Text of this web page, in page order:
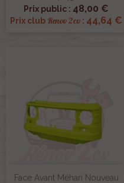
Prix public : 48,00 €
Prix club Renov 2cv : 44,64 €
Face Avant Méhari Nouveau